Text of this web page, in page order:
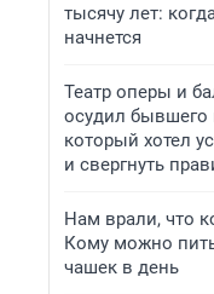
тысячу лет:
начнется
Театр оперы и
осудил бывшего
который хотел
и свергнуть
Нам врали, что
Кому можно
чашек в день